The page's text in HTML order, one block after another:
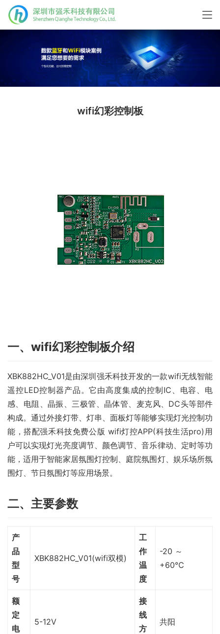
wifi幻彩控制板
一、wifi幻彩控制板介绍
XBK882HC_V01是由深圳强禾科技开发的一款wifi无线智能
遥控LED控制器产品。它由高度集成的控制IC、电容、电
感、电阻、晶振、三极管、晶体管、麦克风、DC头等部件
构成。通过外接灯带、灯串、面板灯等能够实现灯光控制功
能，搭配强禾科技免费公版 wifi灯控APP(科技生活pro)用
户可以实现灯光亮度调节、颜色调节、音乐律动、定时等功
能，适用于智能家居氛围灯控制、庭院氛围灯、娱乐场所氛
围灯、节日氛围灯等应用场景。
二、主要参数
产
品
型
号
XBK882HC_V01(wifi双模)
工
作
温
度
-20 ～
+60℃
额
定
电
5-12V
接
线
方
共阳